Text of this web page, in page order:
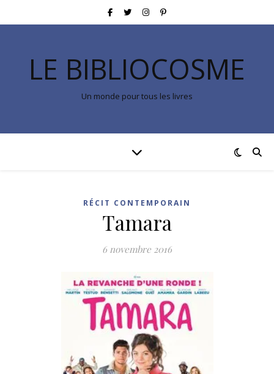
LE BIBLIOCOSME
Un monde pour tous les livres
RÉCIT CONTEMPORAIN
Tamara
6 novembre 2016